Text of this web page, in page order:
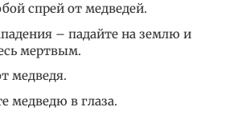
спрей от медведей.
– падайте на землю и
мертвым.
медведя.
медведю в глаза.